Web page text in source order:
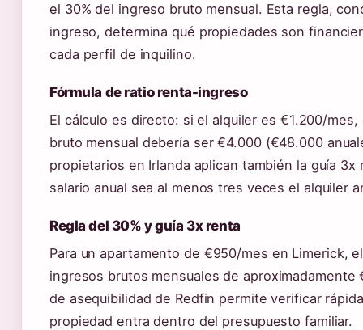
el 30% del ingreso bruto mensual. Esta regla,
ingreso, determina qué propiedades son
cada perfil de inquilino.
Fórmula de ratio renta-ingreso
El cálculo es directo: si el alquiler es €1.200/
bruto mensual debería ser €4.000 (€48.000
propietarios en Irlanda aplican también la guía
salario anual sea al menos tres veces el alquiler
Regla del 30% y guía 3x renta
Para un apartamento de €950/mes en Limerick,
ingresos brutos mensuales de aproximadamente
de asequibilidad de Redfin permite verificar
propiedad entra dentro del presupuesto familiar.